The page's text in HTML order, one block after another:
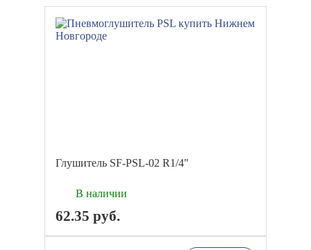
Глушитель SF-PSL-02 R1/4"
В наличии
62.35 руб.